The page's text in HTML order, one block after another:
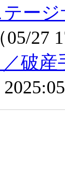
テー
05/27
／破